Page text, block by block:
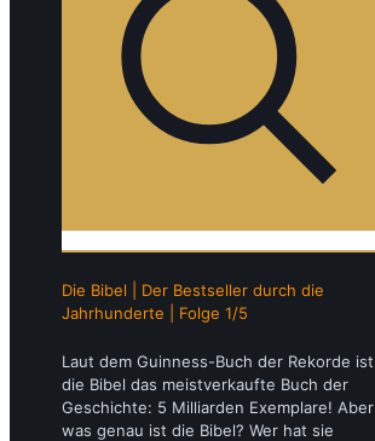
Die Bibel | Der Bestseller durch die
Jahrhunderte | Folge 1/5
Laut dem Guinness-Buch der Rekorde ist
die Bibel das meistverkaufte Buch der
Geschichte: 5 Milliarden Exemplare! Aber
was genau ist die Bibel? Wer hat sie